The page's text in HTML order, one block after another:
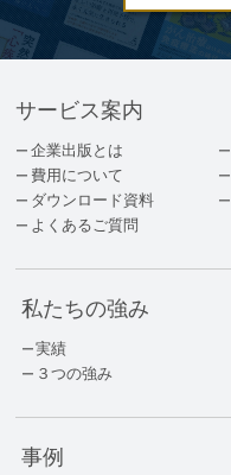
サービス案内
企業出版とは
費用について
ダウンロード資料
よくあるご質問
私たちの強み
実績
３つの強み
事例